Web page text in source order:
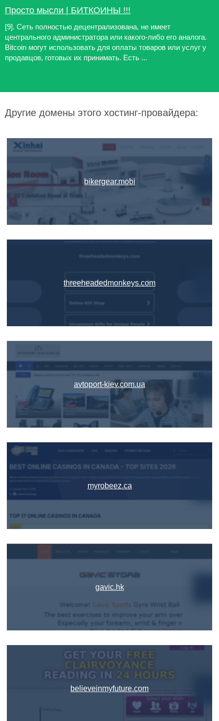
Просто мысли | БИТКОИНЫ !!!
[9]. Сеть полностью децентрализована, не имеет
центрального администратора или какого-либо его аналога.
Bitcoin могут использовать для оплаты товаров или услуг у
продавцов, готовых их принимать. Есть ...
Другие домены этого хостинг-провайдера:
bikergear.mobi
threeheadedmonkeys.com
avtoport-kiev.com.ua
myrobeez.ca
gavic.hk
believeinmyfuture.com